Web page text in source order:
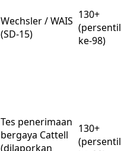
Wechsler / WAIS
(SD-15)
130+
(persentil
ke-98)
Tes penerimaan
bergaya Cattell
(dilaporkan
130+
(persentil